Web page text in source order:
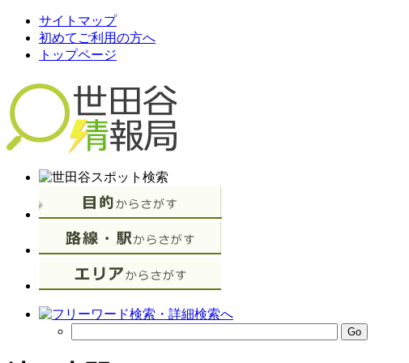
サイトマップ
初めてご利用の方へ
トップページ